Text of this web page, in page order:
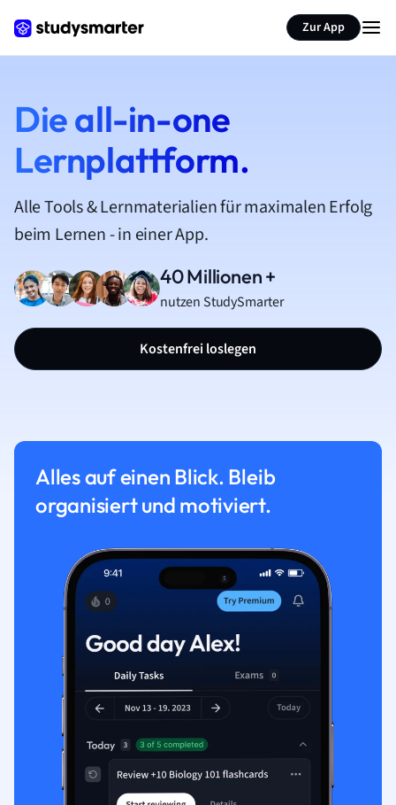
Zur App
Die all-in-one
Lernplattform.
Alle Tools & Lernmaterialien für maximalen Erfolg
beim Lernen - in einer App.
40 Millionen +
nutzen StudySmarter
Kostenfrei loslegen
Alles auf einen Blick. Bleib
organisiert und motiviert.